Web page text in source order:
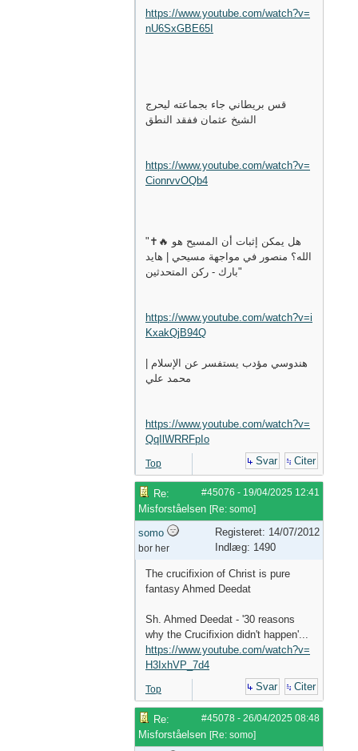
https://www.youtube.com/watch?v=
nU6SxGBE65I
قس بريطاني جاء بجماعته ليحرج
الشيخ عثمان ففقد النطق
https://www.youtube.com/watch?v=
CionrvvOQb4
"✝️🔥 هل يمكن إثبات أن المسيح هو
الله؟ منصور في مواجهة مسيحي | هايد
بارك - ركن المتحدثين"
https://www.youtube.com/watch?v=i
KxakQjB94Q
هندوسي مؤدب يستفسر عن الإسلام |
محمد علي
https://www.youtube.com/watch?v=
QqIlWRRFpIo
Top Svar Citer
#45076 - 19/04/2025 12:41
Re:
Misforståelsen [Re: somo]
somo
bor her
Registeret: 14/07/2012
Indlæg: 1490
The crucifixion of Christ is pure
fantasy Ahmed Deedat
Sh. Ahmed Deedat - '30 reasons
why the Crucifixion didn't happen'...
https://www.youtube.com/watch?v=
H3IxhVP_7d4
Top Svar Citer
#45078 - 26/04/2025 08:48
Re:
Misforståelsen [Re: somo]